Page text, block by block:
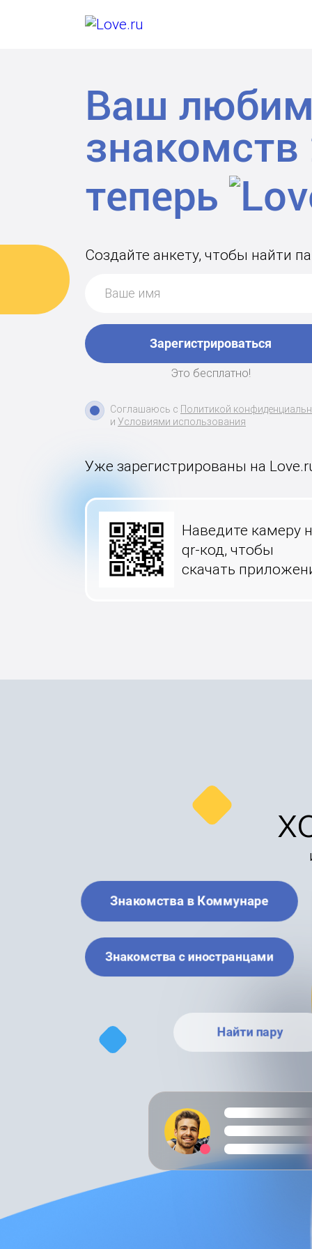
Ваш
знакомств
теперь
Создайте анкету, чтобы найти
Зарегистрироваться
Это бесплатно!
Соглашаюсь с Политикой
и Условиями использования
Уже зарегистрированы на
Наведите камеру
qr-код, чтобы
скачать
Знакомства в Коммунаре
Знакомства с иностранцами
Найти пару